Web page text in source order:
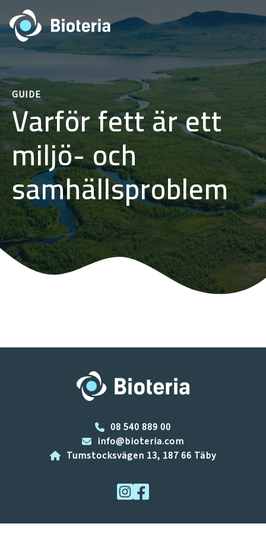
GUIDE
Varför fett är ett
miljö- och
samhällsproblem
08 540 889 00
info@bioteria.com
Tumstocksvägen 13, 187 66 Täby